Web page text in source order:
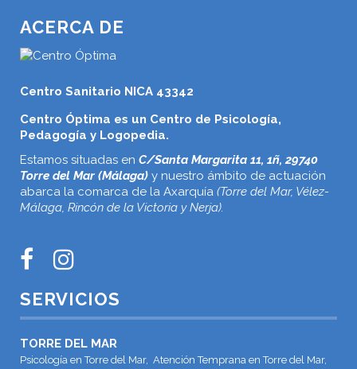
ACERCA DE
Centro Sanitario NICA 43342
Centro Óptima es un Centro de Psicología,
Pedagogía y Logopedia.
Estamos situadas en C/Santa Margarita 11, 1ñ, 29740
Torre del Mar (Málaga) y nuestro ámbito de actuación
abarca la comarca de la Axarquía (Torre del Mar, Vélez-
Málaga, Rincón de la Victoria y Nerja).
SERVICIOS
TORRE DEL MAR
Psicología en Torre del Mar, Atención Temprana en Torre del Mar,